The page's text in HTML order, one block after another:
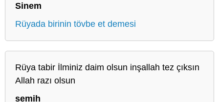
Sinem
Rüyada birinin tövbe et demesi
Rüya tabir İlminiz daim olsun inşallah tez çıksın
Allah razı olsun
semih